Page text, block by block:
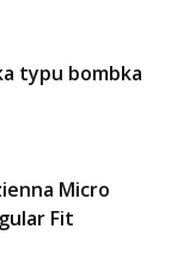
typu bombka
Micro
Fit